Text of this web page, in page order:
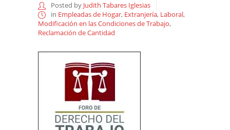
Posted by Judith Tabares Iglesias
in Empleadas de Hogar, Extranjería, Laboral,
Modificación en las Condiciones de Trabajo,
Reclamación de Cantidad